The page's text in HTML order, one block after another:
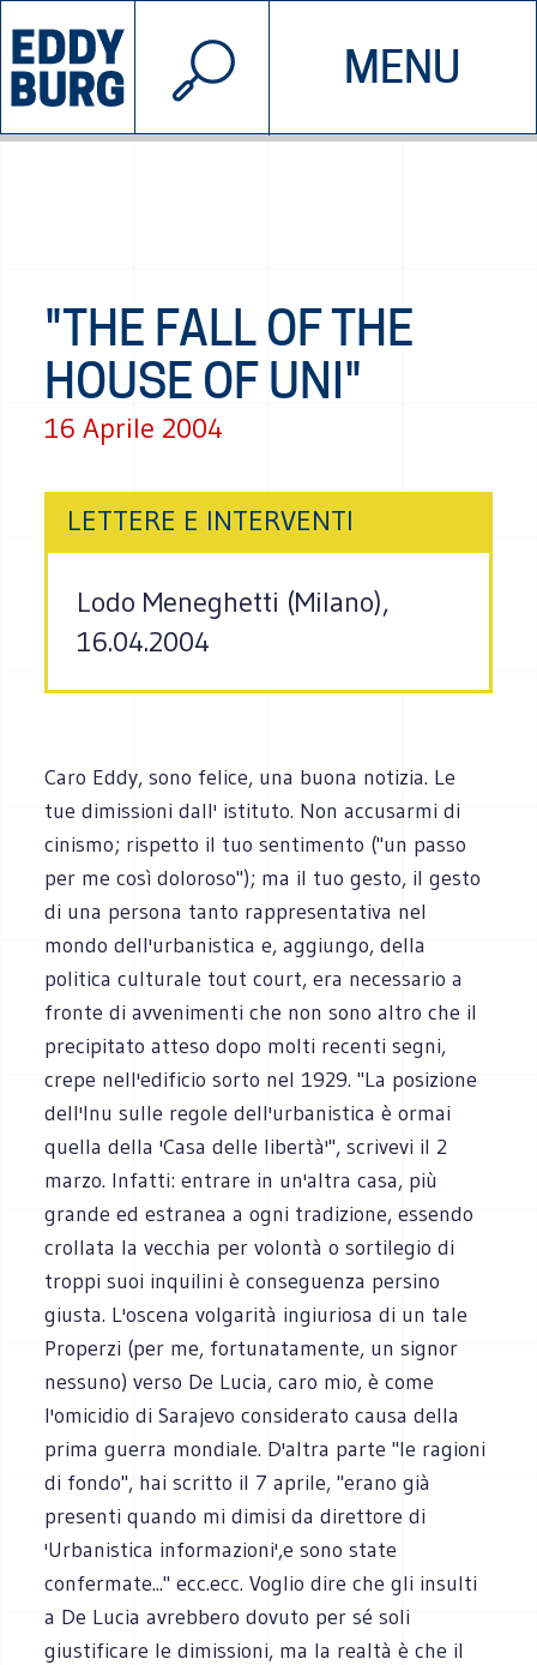
MENU
INIZIATIVE CHI SIAMO
© 2026 EDDYBURG
"THE FALL OF THE
HOUSE OF UNI"
16 Aprile 2004
LETTERE E INTERVENTI
Lodo Meneghetti (Milano),
16.04.2004
Caro Eddy, sono felice, una buona notizia. Le
tue dimissioni dall' istituto. Non accusarmi di
cinismo; rispetto il tuo sentimento ("un passo
per me così doloroso"); ma il tuo gesto, il gesto
di una persona tanto rappresentativa nel
mondo dell'urbanistica e, aggiungo, della
politica culturale tout court, era necessario a
fronte di avvenimenti che non sono altro che il
precipitato atteso dopo molti recenti segni,
crepe nell'edificio sorto nel 1929. "La posizione
dell'Inu sulle regole dell'urbanistica è ormai
quella della 'Casa delle libertà'", scrivevi il 2
marzo. Infatti: entrare in un'altra casa, più
grande ed estranea a ogni tradizione, essendo
crollata la vecchia per volontà o sortilegio di
troppi suoi inquilini è conseguenza persino
giusta. L'oscena volgarità ingiuriosa di un tale
Properzi (per me, fortunatamente, un signor
nessuno) verso De Lucia, caro mio, è come
l'omicidio di Sarajevo considerato causa della
prima guerra mondiale. D'altra parte "le ragioni
di fondo", hai scritto il 7 aprile, "erano già
presenti quando mi dimisi da direttore di
'Urbanistica informazioni',e sono state
confermate..." ecc.ecc. Voglio dire che gli insulti
a De Lucia avrebbero dovuto per sé soli
giustificare le dimissioni, ma la realtà è che il